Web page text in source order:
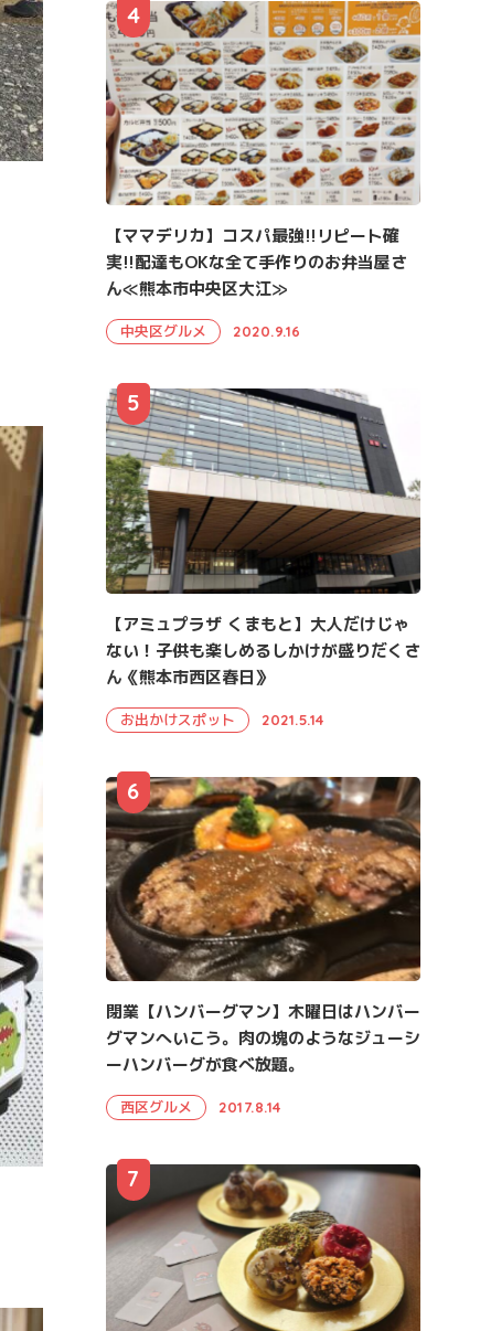
【ママデリカ】コスパ最強!!リピート確
実!!配達もOKな全て手作りのお弁当屋さ
ん≪熊本市中央区大江≫
中央区グルメ 2020.9.16
4
【アミュプラザ くまもと】大人だけじゃ
ない！子供も楽しめるしかけが盛りだくさ
ん《熊本市西区春日》
お出かけスポット 2021.5.14
5
閉業【ハンバーグマン】木曜日はハンバー
グマンへいこう。肉の塊のようなジューシ
ーハンバーグが食べ放題。
西区グルメ 2017.8.14
6
7